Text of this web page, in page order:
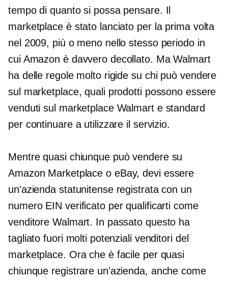
tempo di quanto si possa pensare. Il
marketplace è stato lanciato per la prima volta
nel 2009, più o meno nello stesso periodo in
cui Amazon è davvero decollato. Ma Walmart
ha delle regole molto rigide su chi può vendere
sul marketplace, quali prodotti possono essere
venduti sul marketplace Walmart e standard
per continuare a utilizzare il servizio.
Mentre quasi chiunque può vendere su
Amazon Marketplace o eBay, devi essere
un'azienda statunitense registrata con un
numero EIN verificato per qualificarti come
venditore Walmart. In passato questo ha
tagliato fuori molti potenziali venditori del
marketplace. Ora che è facile per quasi
chiunque registrare un'azienda, anche come